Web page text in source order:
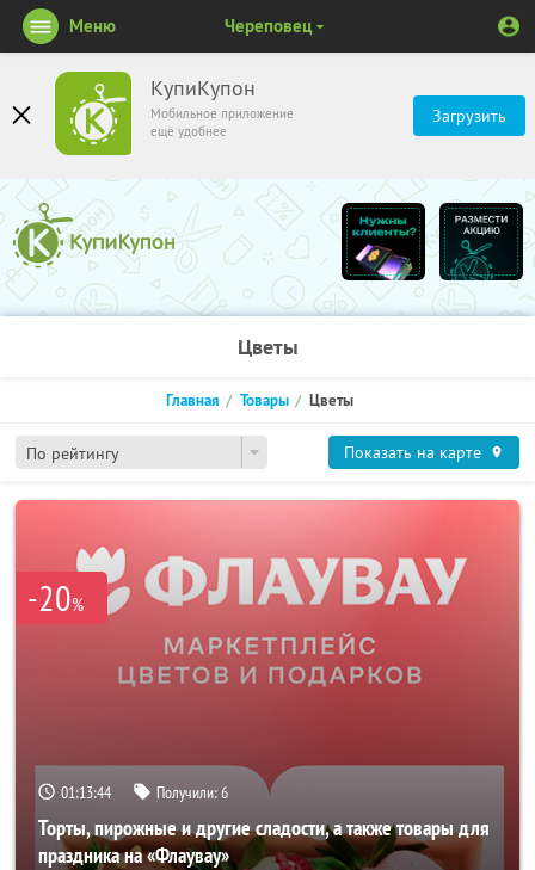
КупиКупон
Мобильное приложение
ещё удобнее
Загрузить
Меню Череповец
Цветы
По рейтингу
Главная Товары Цветы
Показать на карте
-20%
01:13:44 Получили:6
Торты, пирожные и другие сладости, а также товары для
праздника на «Флаувау»